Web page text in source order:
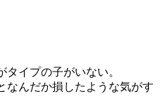
イプの子がいない。
なんだか損したような気がす